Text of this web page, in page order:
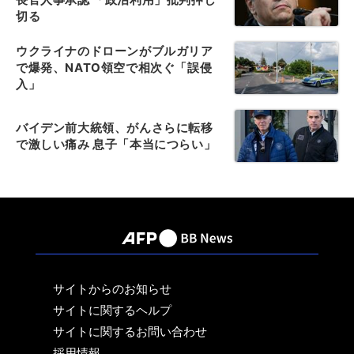
切る
ウクライナのドローンがブルガリア
で爆発、NATO領空で相次ぐ「誤侵
入」
バイデン前大統領、がんさらに転移
で激しい痛み 息子「本当につらい」
サイトからのお知らせ
サイトに関するヘルプ
サイトに関するお問い合わせ